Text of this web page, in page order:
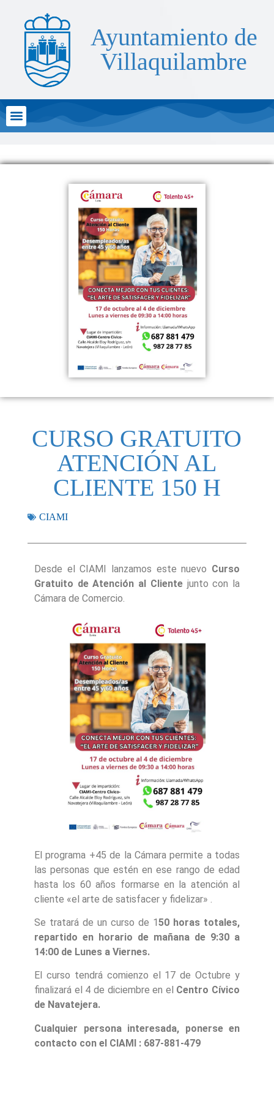
Ayuntamiento de
Villaquilambre
CURSO GRATUITO
ATENCIÓN AL
CLIENTE 150 H
CIAMI
Desde el CIAMI lanzamos este nuevo Curso
Gratuito de Atención al Clientejunto con la
Cámara de Comercio.
El programa +45 de la Cámara permite a todas
las personas que estén en ese rango de edad
hasta los 60 años formarse en la atención al
cliente «el arte de satisfacer y fidelizar» .
Se tratará de un curso de 150 horas totales,
repartido en horario de mañana de 9:30 a
14:00 de Lunes a Viernes.
El curso tendrá comienzo el 17 de Octubre y
finalizará el 4 de diciembre en el Centro Cívico
de Navatejera.
Cualquier persona interesada, ponerse en
contacto con el CIAMI : 687-881-479